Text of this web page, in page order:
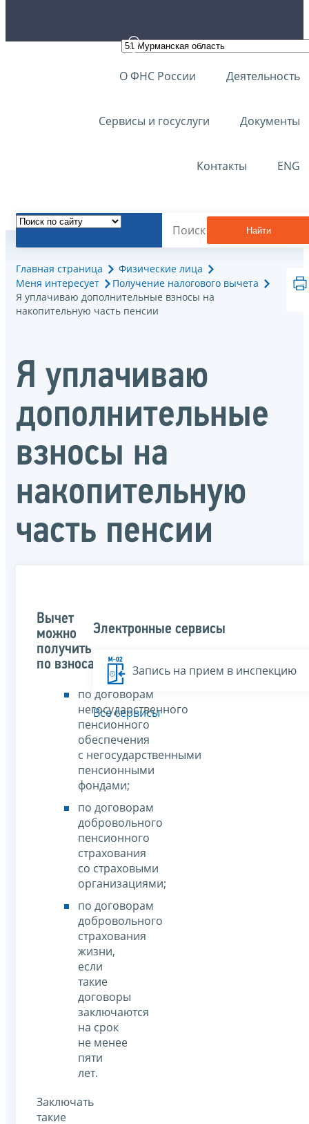
О ФНС России Деятельность
Сервисы и госуслуги Документы
Контакты ENG
Найти
Главная страница
Физические лица
Меня интересует
Получение налогового вычета
Я уплачиваю дополнительные взносы на
накопительную часть пенсии
Я уплачиваю
дополнительные
взносы на
накопительную
часть пенсии
Вычет
можно
получить
по взносам:
по договорам
негосударственного
пенсионного
обеспечения
с негосударственными
пенсионными
фондами;
по договорам
добровольного
пенсионного
страхования
со страховыми
организациями;
по договорам
добровольного
страхования
жизни,
если
такие
договоры
заключаются
на срок
не менее
пяти
лет.
Заключать
такие
Электронные сервисы
Запись на прием в инспекцию
Все сервисы